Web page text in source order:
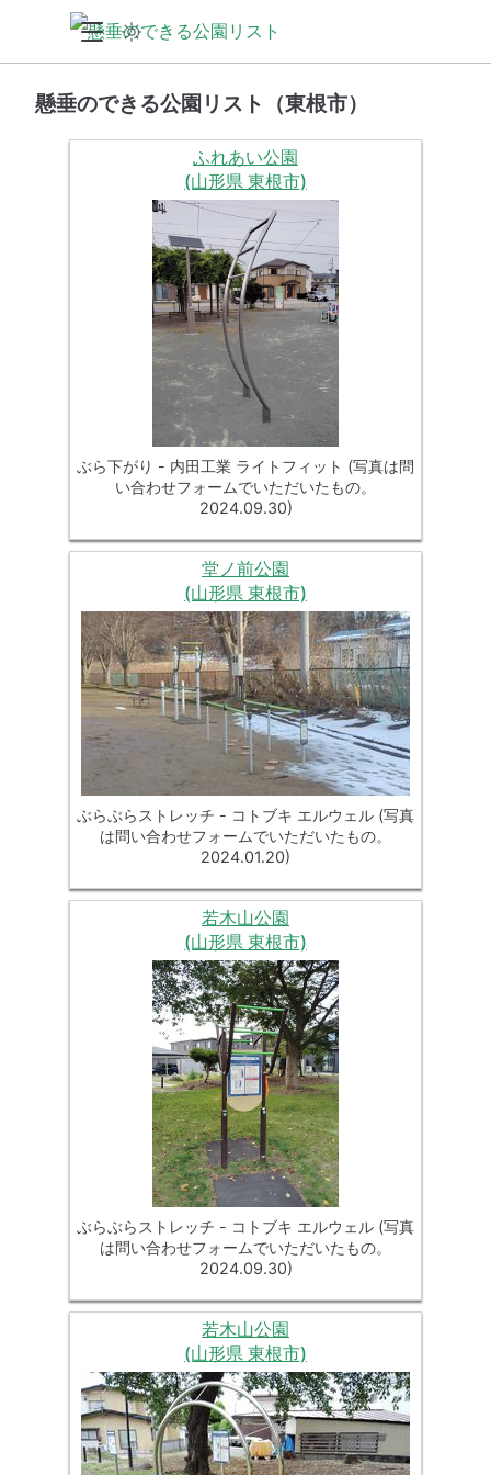
懸垂のできる公園リスト（東根市）
ふれあい公園
(山形県 東根市)
ぶら下がり - 内田工業 ライトフィット (写真は問
い合わせフォームでいただいたもの。
2024.09.30)
堂ノ前公園
(山形県 東根市)
ぶらぶらストレッチ - コトブキ エルウェル (写真
は問い合わせフォームでいただいたもの。
2024.01.20)
若木山公園
(山形県 東根市)
ぶらぶらストレッチ - コトブキ エルウェル (写真
は問い合わせフォームでいただいたもの。
2024.09.30)
若木山公園
(山形県 東根市)